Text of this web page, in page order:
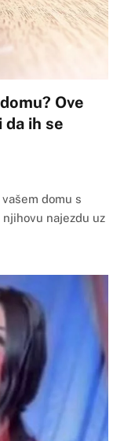
Ove
da ih se
domu s
najezdu uz